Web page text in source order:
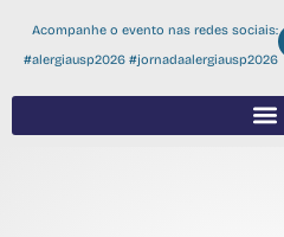
Acompanhe o evento nas redes sociais:
#alergiausp2026 #jornadaalergiausp2026